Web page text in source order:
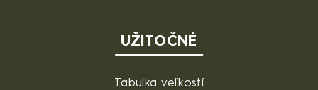
UŽITOČNÉ
Tabulka veľkostí